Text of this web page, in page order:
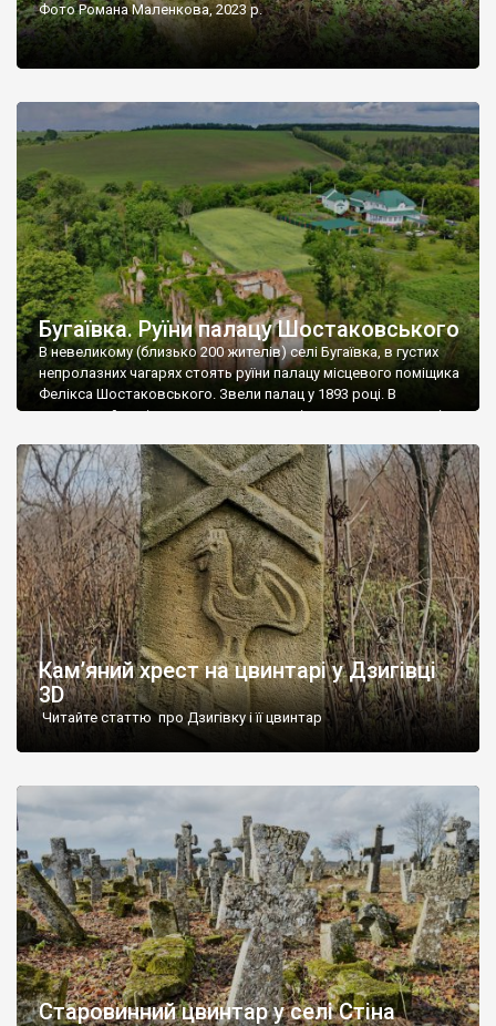
Фото Романа Маленкова, 2023 р.
Бугаївка. Руїни палацу Шостаковського
В невеликому (близько 200 жителів) селі Бугаївка, в густих
непролазних чагарях стоять руїни палацу місцевого поміщика
Фелікса Шостаковського. Звели палац у 1893 році. В
радянський період у ньому спочатку містилася школа, потім
століття тут розмістили туберкульозну лікарню. Коли із
палацу виїхала лікарня – ми точно не […]
Кам’яний хрест на цвинтарі у Дзигівці
3D
Читайте статтю про Дзигівку і її цвинтар
Старовинний цвинтар у селі Стіна